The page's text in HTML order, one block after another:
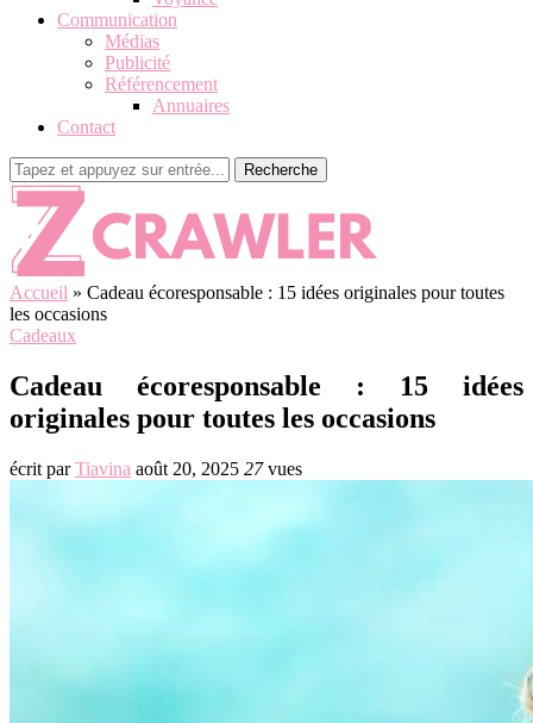
Communication
Médias
Publicité
Référencement
Annuaires
Contact
Recherche
Accueil » Cadeau écoresponsable : 15 idées originales pour toutes
les occasions
Cadeaux
Cadeau écoresponsable : 15 idées
originales pour toutes les occasions
écrit parTiavina août 20, 2025 27vues